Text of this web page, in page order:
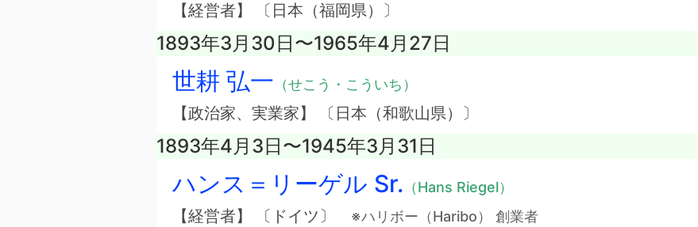
【経営者】 〔日本（福岡県）〕
1893年3月30日〜1965年4月27日
世耕 弘一 （せこう・こういち）
【政治家、実業家】 〔日本（和歌山県）〕
1893年4月3日〜1945年3月31日
ハンス＝リーゲル Sr. （Hans Riegel）
【経営者】 〔ドイツ〕 ※ハリボー（Haribo） 創業者